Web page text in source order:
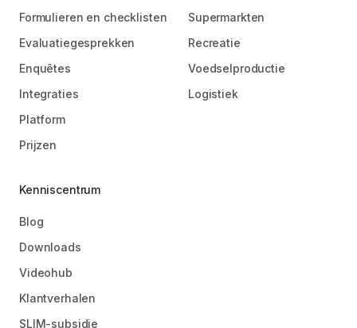
Formulieren en checklisten
Evaluatiegesprekken
Enquêtes
Integraties
Platform
Prijzen
Supermarkten
Recreatie
Voedselproductie
Logistiek
Kenniscentrum
Blog
Downloads
Videohub
Klantverhalen
SLIM-subsidie